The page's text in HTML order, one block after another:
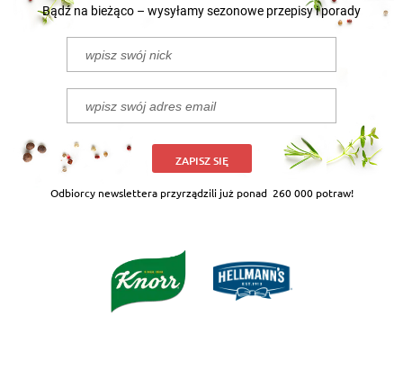
Bądź na bieżąco – wysyłamy sezonowe przepisy i porady
ZAPISZ SIĘ
Odbiorcy newslettera przyrządzili już ponad 260 000 potraw!